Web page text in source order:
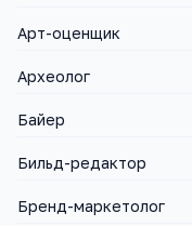
Арт-оценщик
Археолог
Байер
Бильд-редактор
Бренд-маркетолог